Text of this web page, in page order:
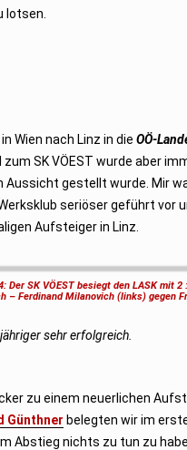
lotsen.
Wien nach Linz in dieOÖ-
SK VÖEST wurde aber
gestellt wurde. Mir
seriöser geführt vor
Aufsteiger in Linz.
Der SK VÖEST besiegt den LASK mit
– Ferdinand Milanovich (links) gegen
sehr erfolgreich.
zu einem neuerlichen
Günthner belegten wir im
Abstieg nichts zu tun zu